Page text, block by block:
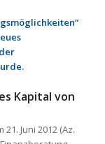
Kapital von
Juni 2012 (Az.